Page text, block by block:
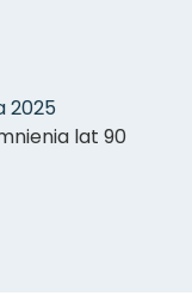
2025